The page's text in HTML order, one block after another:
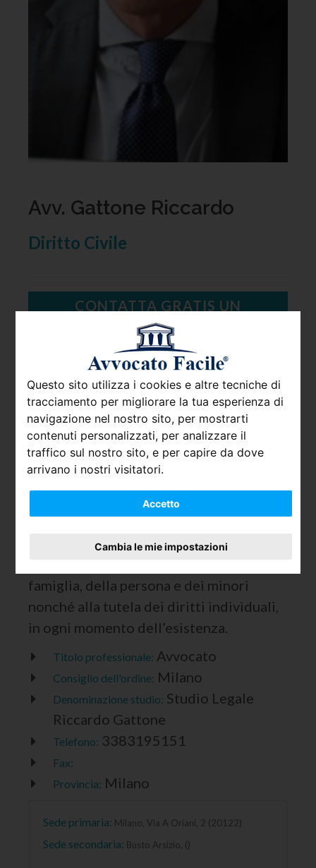
Questo sito utilizza i cookies e altre tecniche di
tracciamento per migliorare la tua esperienza di
navigazione nel nostro sito, per mostrarti
contenuti personalizzati, per analizzare il
traffico sul nostro sito, e per capire da dove
arrivano i nostri visitatori.
Accetto
Cambia le mie impostazioni
Avv. Gattone Riccardo
Diritto Civile
CONTATTA GRATIS UN
ESPERTO IN DIRITTO CIVILE
Lo Studio si occupa di diritto civile e
prevalentemente del diritto di famiglia,
dei minori e delle persone. Materie nelle
quali vanta un elevato livello di
specializzazione e di esperienza. Lo
Studio opera, oltre che a Milano, su tutto
il territorio nazionale. Lo Studio si è
specializzato nel diritto civile con
famiglia, della persona e dei minori
nonché alla tutela dei diritti individuali,
in ogni momento dell’esistenza.
Titolo professionale: Avvocato
Consiglio dell'ordine: Milano
Denominazione studio: Studio Legale
Riccardo Gattone
Telefono: 3383195151
Fax:
Provincia: Milano
Sede primaria: Milano, Via A Oriani, 2 (20122)
Sede secondaria: Busto Arsizio, ()